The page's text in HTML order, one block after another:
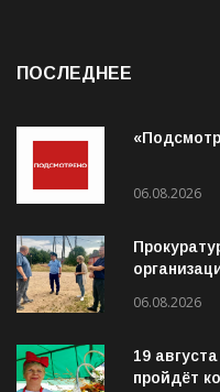
06.08.2026
06.08.2026